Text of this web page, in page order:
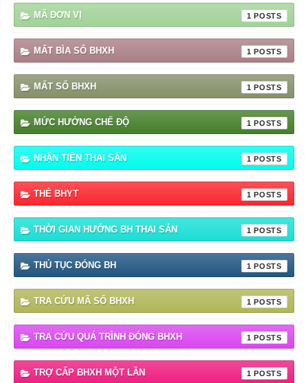
MÃ ĐƠN VỊ 1
MẤT BÌA SỔ BHXH 1
MẤT SỔ BHXH 1
MỨC HƯỞNG CHẾ ĐỘ 1
NHẬN TIỀN THAI SẢN 1
THẺ BHYT 1
THỜI GIAN HƯỞNG BH THAI SẢN 1
THỦ TỤC ĐÓNG BH 1
TRA CỨU MÃ SỐ BHXH 1
TRA CỨU QUÁ TRÌNH ĐÓNG BHXH 1
TRỢ CẤP BHXH MỘT LẦN 1